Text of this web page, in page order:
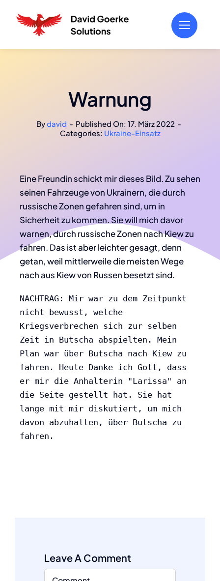
Inhalt
springen
Warnung
Bydavid - Published On: 17. März 2022 -
Categories: Ukraine-Einsatz
Eine Freundin schickt mir dieses Bild. Zu sehen
seinen Fahrzeuge von Ukrainern, die durch
russische Zonen gefahren sind, um in
Sicherheit zu kommen. Sie will mich davor
warnen, durch russische Zonen nach Kiew zu
fahren. Das ist aber leichter gesagt, denn
getan, weil mittlerweile die meisten Wege
nach aus Kiew von Russen besetzt sind.
NACHTRAG: Mir war zu dem Zeitpunkt
nicht bewusst, welche
Kriegsverbrechen sich zur selben
Zeit in Butscha abspielten. Mein
Plan war über Butscha nach Kiew zu
fahren. Heute Danke ich Gott, dass
er mir die Anhalterin "Larissa" an
die Seite gestellt hat. Sie hat
lange mit mir diskutiert, um mich
davon abzuhalten, über Butscha zu
fahren.
Leave A Comment
Comment